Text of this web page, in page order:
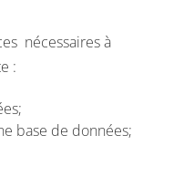
nécessaires à
:
base de données;